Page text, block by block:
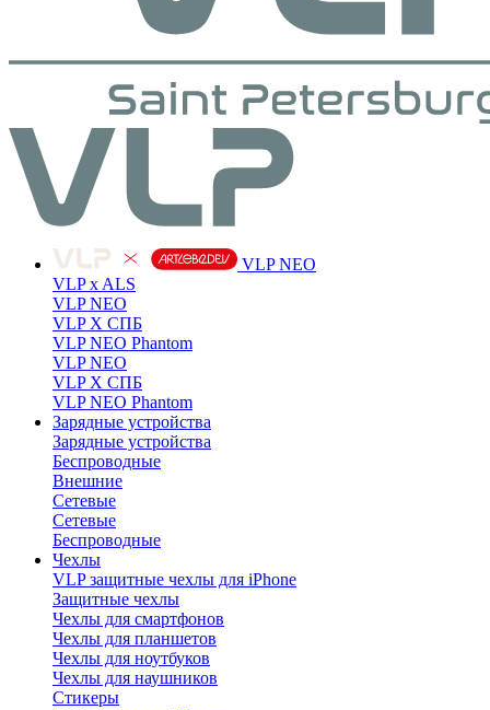
VLP NEO
VLP x ALS
VLP NEO
VLP X СПБ
VLP NEO Phantom
VLP NEO
VLP X СПБ
VLP NEO Phantom
Зарядные устройства
Зарядные устройства
Беспроводные
Внешние
Сетевые
Сетевые
Беспроводные
Чехлы
VLP защитные чехлы для iPhone
Защитные чехлы
Чехлы для смартфонов
Чехлы для планшетов
Чехлы для ноутбуков
Чехлы для наушников
Стикеры